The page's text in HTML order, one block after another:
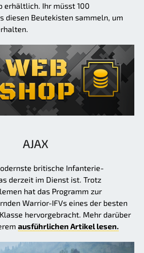
erhältlich. Ihr müsst 100
diesen Beutekisten sammeln, um
AJAX
britische Infanterie-
derzeit im Dienst ist. Trotz
hat das Programm zur
Warrior-IFVs eines der besten
hervorgebracht. Mehr darüber
ausführlichen Artikel lesen.